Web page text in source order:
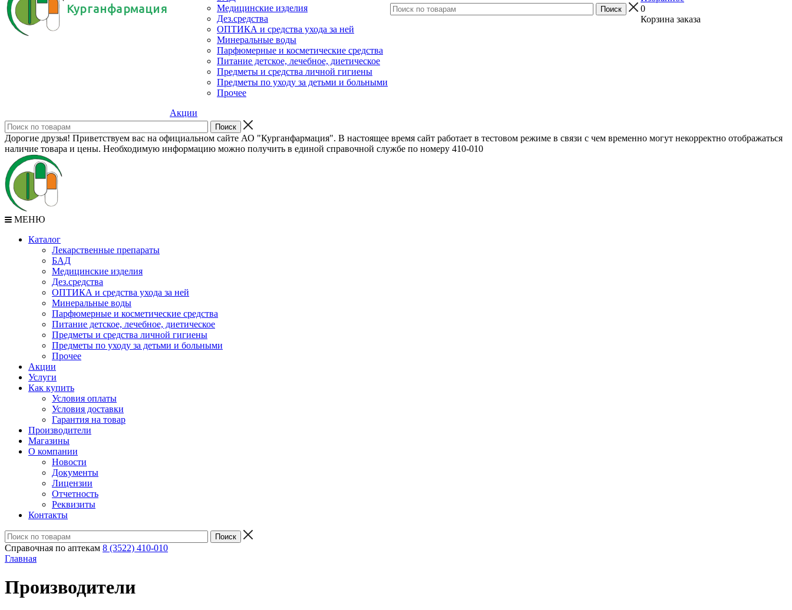
Курганфармация
Медицинские изделия
Дез.средства
ОПТИКА и средства ухода за ней
Минеральные воды
Парфюмерные и косметические средства
Питание детское, лечебное, диетическое
Предметы и средства личной гигиены
Предметы по уходу за детьми и больными
Прочее
Акции
0
Корзина заказа
Дорогие друзья! Приветствуем вас на официальном сайте АО "Курганфармация". В настоящее время сайт работает в тестовом режиме в связи с чем временно могут некорректно отображаться
наличие товара и цены. Необходимую информацию можно получить в единой справочной службе по номеру 410-010
МЕНЮ
Каталог
Лекарственные препараты
БАД
Медицинские изделия
Дез.средства
ОПТИКА и средства ухода за ней
Минеральные воды
Парфюмерные и косметические средства
Питание детское, лечебное, диетическое
Предметы и средства личной гигиены
Предметы по уходу за детьми и больными
Прочее
Акции
Услуги
Как купить
Условия оплаты
Условия доставки
Гарантия на товар
Производители
Магазины
О компании
Новости
Документы
Лицензии
Отчетность
Реквизиты
Контакты
Справочная по аптекам 8 (3522) 410-010
Главная
Производители